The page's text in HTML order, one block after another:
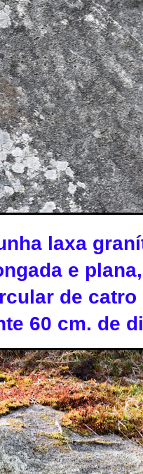
laxa
e
de
60 cm. de